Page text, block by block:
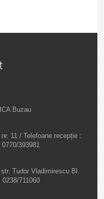
Buzau
11 / Telefoane recepție :
393981
Tudor Vladimirescu Bl.
711060